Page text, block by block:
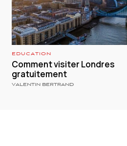
EDUCATION
Comment visiter Londres
gratuitement
VALENTIN BERTRAND